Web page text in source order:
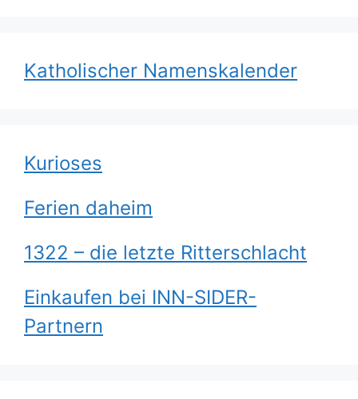
Katholischer Namenskalender
Kurioses
Ferien daheim
1322 – die letzte Ritterschlacht
Einkaufen bei INN-SIDER-
Partnern